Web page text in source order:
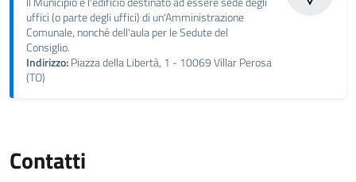
uffici (o parte degli uffici) di un'Amministrazione
Comunale, nonché dell'aula per le Sedute del
Consiglio.
Indirizzo:Piazza della Libertà, 1 - 10069 Villar Perosa
(TO)
Contatti